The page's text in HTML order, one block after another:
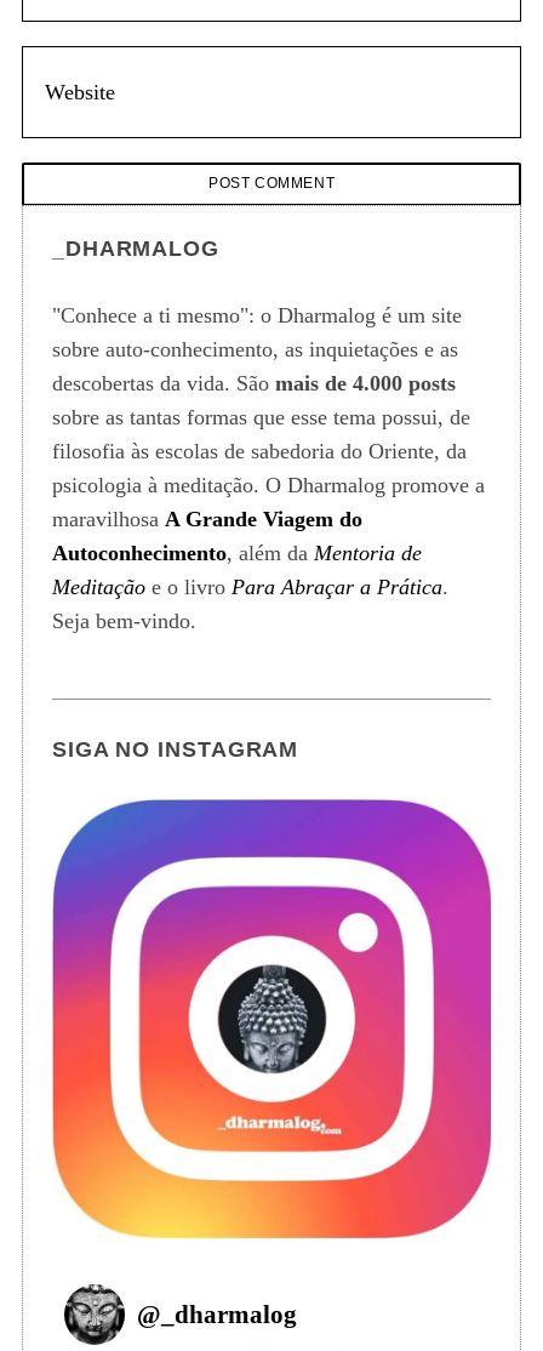
_DHARMALOG
"Conhece a ti mesmo": o Dharmalog é um site
sobre auto-conhecimento, as inquietações e as
descobertas da vida. São mais de 4.000 posts
sobre as tantas formas que esse tema possui, de
filosofia às escolas de sabedoria do Oriente, da
psicologia à meditação. O Dharmalog promove a
maravilhosa A Grande Viagem do
Autoconhecimento, além da Mentoria de
Meditaçãoe o livro Para Abraçar a Prática.
Seja bem-vindo.
SIGA NO INSTAGRAM
@ _dharmalog